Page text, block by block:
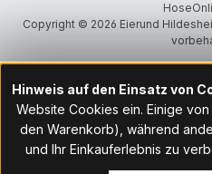
Copyright © 2026 Eierund
Hinweis auf den Einsatz von
Website Cookies ein. Einige
den Warenkorb), während
und Ihr Einkauferlebnis zu
notwendigen Cookies mit Klick